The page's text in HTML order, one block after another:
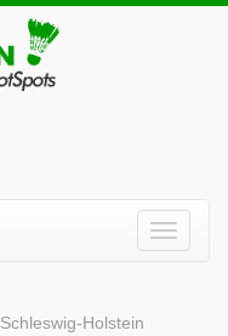
Schleswig-Holstein